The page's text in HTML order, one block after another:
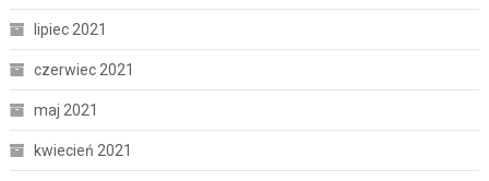
lipiec 2021
czerwiec 2021
maj 2021
kwiecień 2021